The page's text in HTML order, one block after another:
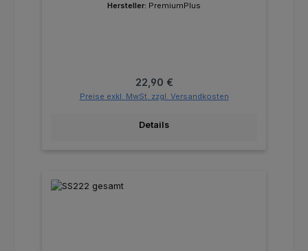
Hersteller: PremiumPlus
Regulärer Preis:
22,90 €
Preise exkl. MwSt. zzgl. Versandkosten
Details